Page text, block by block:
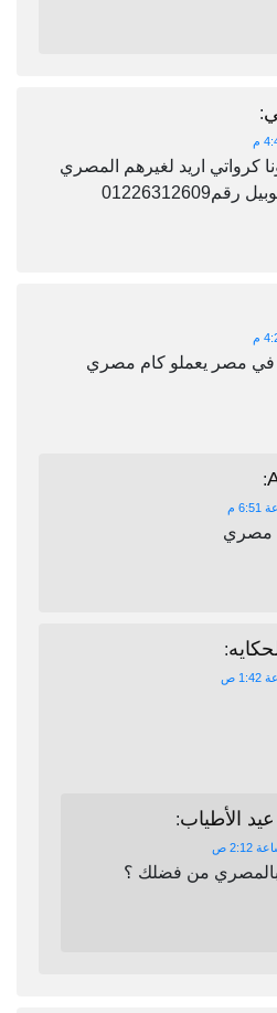
:
كرواتي اريد لغيرهم المصري
:
:
الأطياب:
بالمصري من فضلك ؟